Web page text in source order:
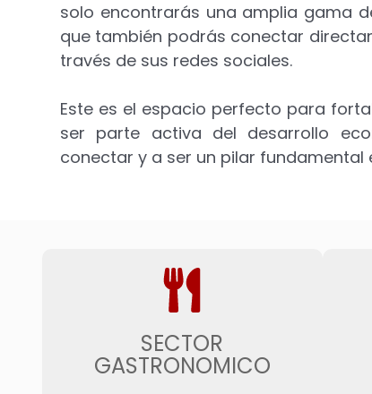
solo encontrarás una amplia gama
que también podrás conectar
través de sus redes sociales.
Este es el espacio perfecto para
ser parte activa del desarrollo
conectar y a ser un pilar fundamental
SECTOR
GASTRONOMICO